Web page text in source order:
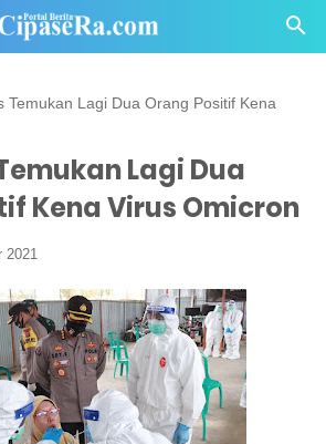
Temukan Lagi Dua Orang Positif Kena
Lagi Dua
Kena Virus Omicron
2021